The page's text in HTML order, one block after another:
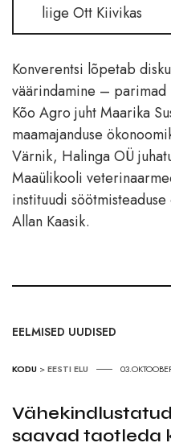
liige Ott Kiivikas
Konverentsi lõpetab
väärindamine – parimad
Kõo Agro juht Maarika
maamajanduse
Värnik, Halinga OÜ
Maaülikooli
instituudi
Allan Kaasik.
EELMISED UUDISED
KODU >EESTI ELU
saavad taotleda